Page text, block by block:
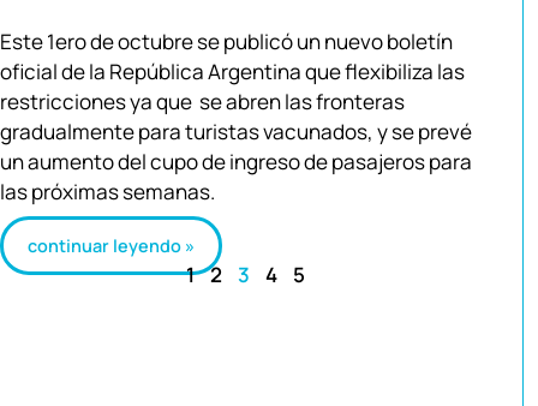
Este 1ero de octubre se publicó un nuevo boletín
oficial de la República Argentina que flexibiliza las
restricciones ya que se abren las fronteras
gradualmente para turistas vacunados, y se prevé
un aumento del cupo de ingreso de pasajeros para
las próximas semanas.
continuar leyendo »
1 2 3 4 5